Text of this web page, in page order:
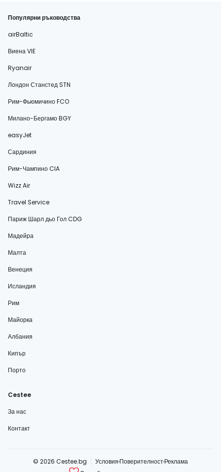
Популярни ръководства
airBaltic
Виена VIE
Ryanair
Лондон Станстед STN
Рим-Фьюмичино FCO
Милано-Бергамо BGY
easyJet
Сардиния
Рим-Чампино CIA
Wizz Air
Travel Service
Париж Шарл дьо Гол CDG
Мадейра
Малта
Венеция
Исландия
Рим
Майорка
Албания
Кипър
Порто
Cestee
За нас
Контакт
© 2026 Cestee.bg Условия ПоверителностРеклама